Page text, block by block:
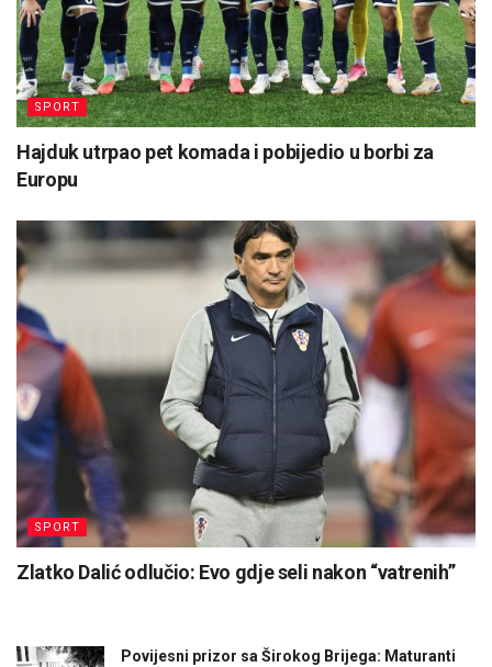
SPORT
Hajduk utrpao pet komada i pobijedio u borbi za
Europu
SPORT
Zlatko Dalić odlučio: Evo gdje seli nakon “vatrenih”
Povijesni prizor sa Širokog Brijega: Maturanti